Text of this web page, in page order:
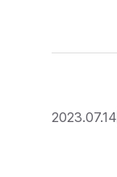
2023.07.14